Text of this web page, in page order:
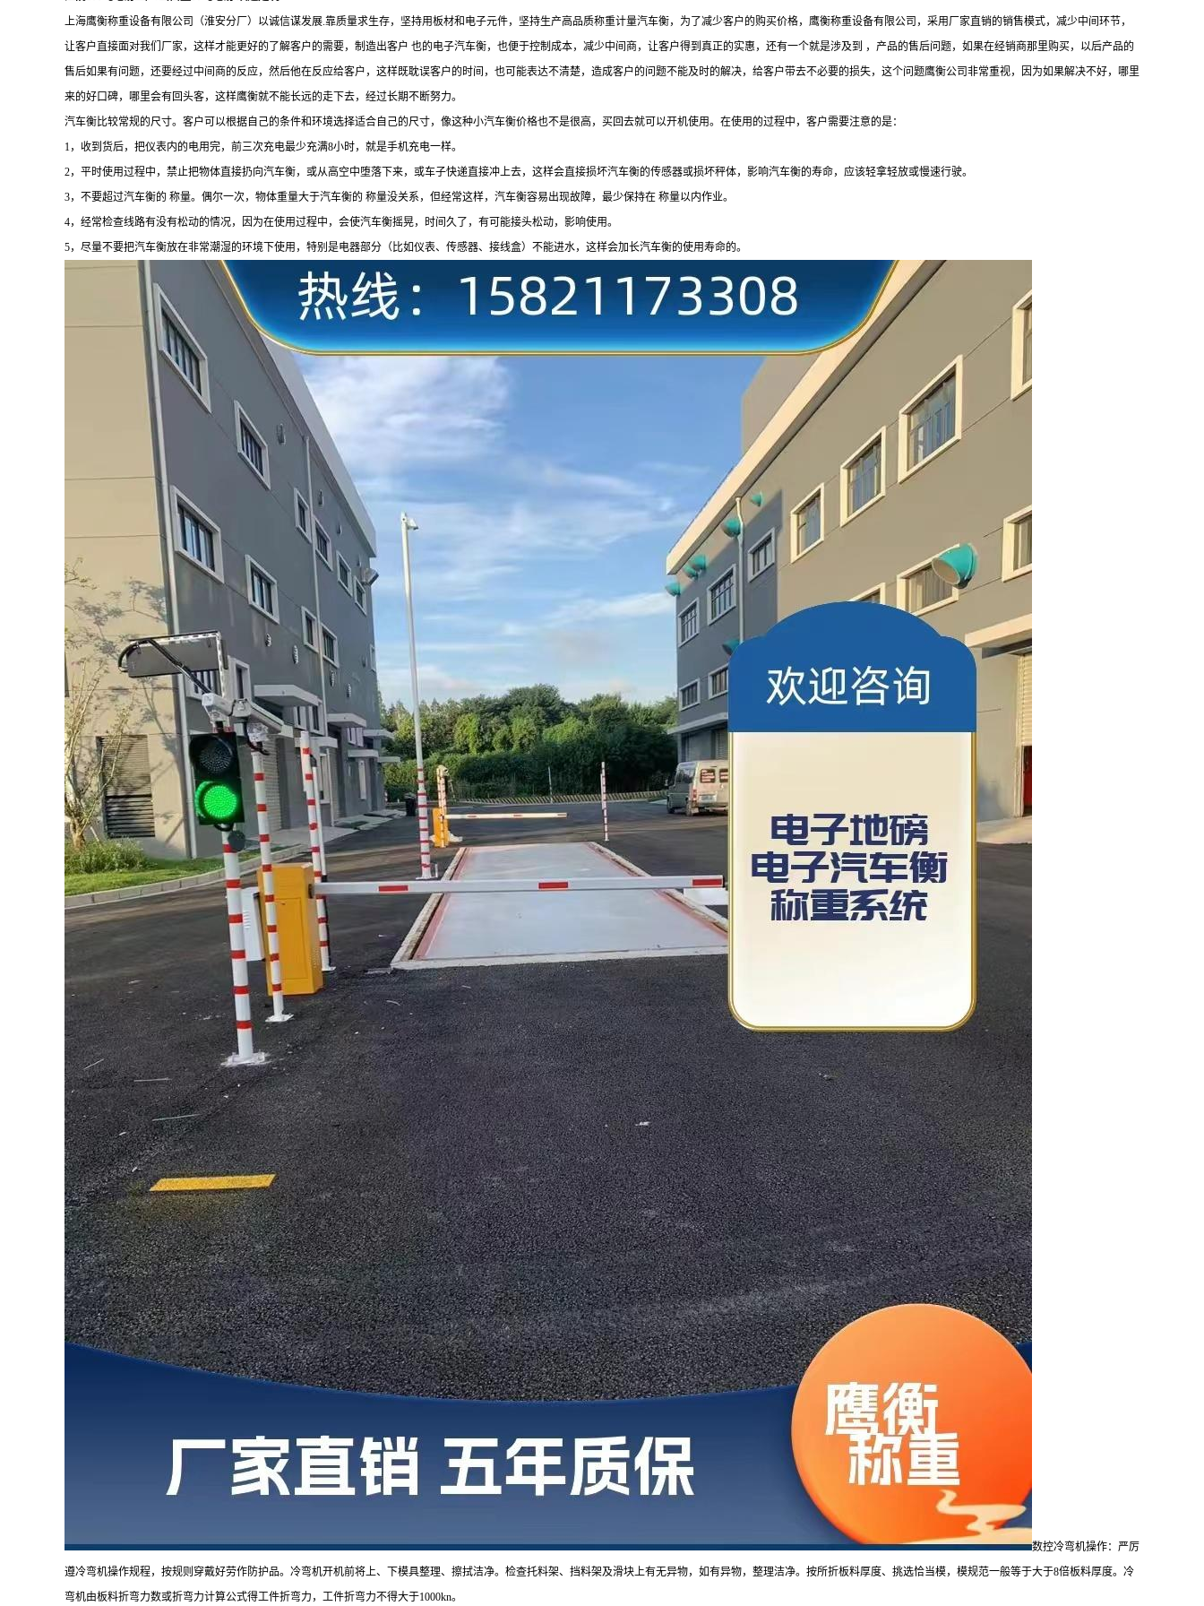
上海鹰衡称重设备有限公司（淮安分厂）以诚信谋发展.靠质量求生存，坚持用板材和电子元件，坚持生产高品质称重计量汽车衡，为了减少客户的购买价格，鹰衡称重设备有限公司，采用厂家直销的销售模式，减少中间环节，
让客户直接面对我们厂家，这样才能更好的了解客户的需要，制造出客户 也的电子汽车衡，也便于控制成本，减少中间商，让客户得到真正的实惠，还有一个就是涉及到 ，产品的售后问题，如果在经销商那里购买，以后产品的
售后如果有问题，还要经过中间商的反应，然后他在反应给客户，这样既耽误客户的时间，也可能表达不清楚，造成客户的问题不能及时的解决，给客户带去不必要的损失，这个问题鹰衡公司非常重视，因为如果解决不好，哪里
来的好口碑，哪里会有回头客，这样鹰衡就不能长远的走下去，经过长期不断努力。
汽车衡比较常规的尺寸。客户可以根据自己的条件和环境选择适合自己的尺寸，像这种小汽车衡价格也不是很高，买回去就可以开机使用。在使用的过程中，客户需要注意的是：
1，收到货后，把仪表内的电用完，前三次充电最少充满8小时，就是手机充电一样。
2，平时使用过程中，禁止把物体直接扔向汽车衡，或从高空中堕落下来，或车子快递直接冲上去，这样会直接损坏汽车衡的传感器或损坏秤体，影响汽车衡的寿命，应该轻拿轻放或慢速行驶。
3，不要超过汽车衡的 称量。偶尔一次，物体重量大于汽车衡的 称量没关系，但经常这样，汽车衡容易出现故障，最少保持在 称量以内作业。
4，经常检查线路有没有松动的情况，因为在使用过程中，会使汽车衡摇晃，时间久了，有可能接头松动，影响使用。
5，尽量不要把汽车衡放在非常潮湿的环境下使用，特别是电器部分（比如仪表、传感器、接线盒）不能进水，这样会加长汽车衡的使用寿命的。
数控冷弯机操作：严厉
遵冷弯机操作规程，按规则穿戴好劳作防护品。冷弯机开机前将上、下模具整理、擦拭洁净。检查托料架、挡料架及滑块上有无异物，如有异物，整理洁净。按所折板料厚度、挑选恰当模，模规范一般等于大于8倍板料厚度。冷
弯机由板料折弯力数或折弯力计算公式得工件折弯力，工件折弯力不得大于1000kn。